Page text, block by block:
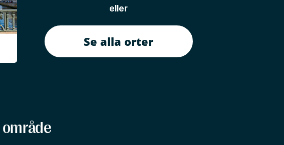
eller
Se alla orter